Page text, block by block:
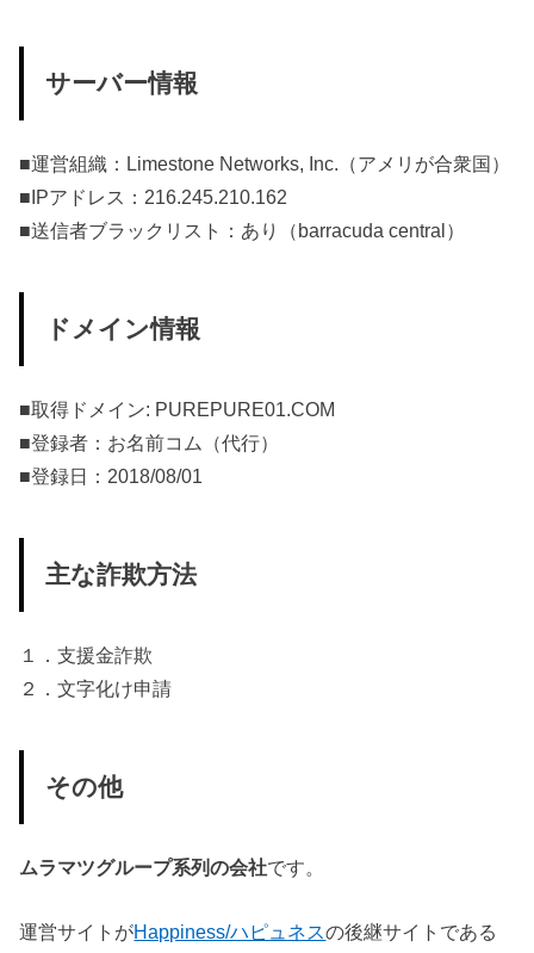
サーバー情報
■運営組織：Limestone Networks, Inc.（アメリが合衆国）
■IPアドレス：216.245.210.162
■送信者ブラックリスト：あり（barracuda central）
ドメイン情報
■取得ドメイン: PUREPURE01.COM
■登録者：お名前コム（代行）
■登録日：2018/08/01
主な詐欺方法
１．支援金詐欺
２．文字化け申請
その他
ムラマツグループ系列の会社です。
運営サイトがHappiness/ハピュネスの後継サイトである